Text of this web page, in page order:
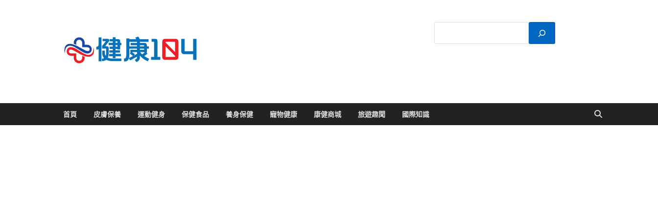
首頁 皮膚保養 運動健身 保健食品 養身保健 寵物健康 康健商城 旅遊趣聞 國際知識